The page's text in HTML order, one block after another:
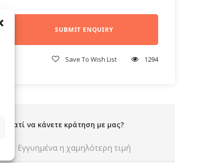
Save To Wish List 1294
Γιατί να κάνετε κράτηση με μας?
Εγγυημένα η χαμηλότερη τιμή